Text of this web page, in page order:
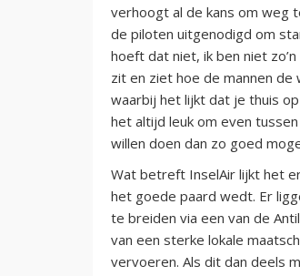
verhoogt al de kans om weg
de piloten uitgenodigd om
hoeft dat niet, ik ben niet
zit en ziet hoe de mannen
waarbij het lijkt dat je thuis
het altijd leuk om even
willen doen dan zo goed
Wat betreft InselAir lijkt het
het goede paard wedt. Er
te breiden via een van de
van een sterke lokale
vervoeren. Als dit dan deels